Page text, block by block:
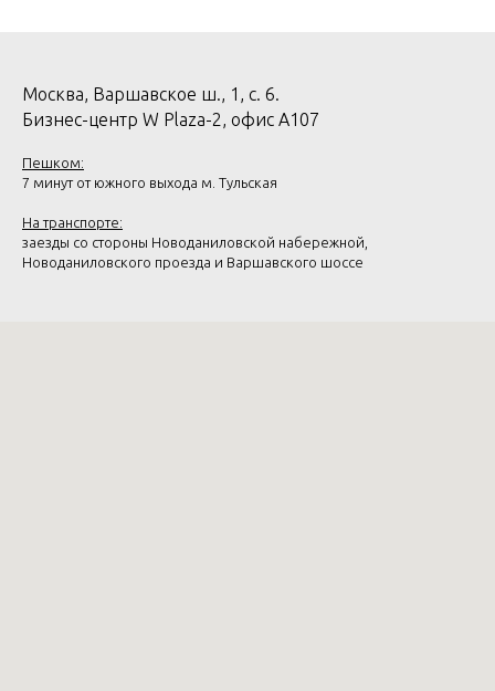
Москва, Варшавское ш., 1, с. 6.
Бизнес-центр W Plaza-2, офис А107
Пешком:
7 минут от южного выхода м. Тульская
На транспорте:
заезды со стороны Новоданиловской набережной,
Новоданиловского проезда и Варшавского шоссе